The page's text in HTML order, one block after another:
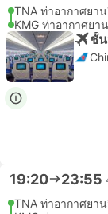
TNA ท่าอากาศยา
KMG ท่าอากาศยา
ชั้
19:20 23:55
TNA ท่าอากาศยา